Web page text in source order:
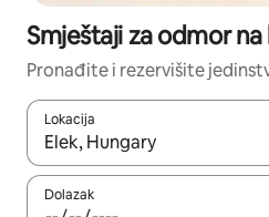
Smještaji za odmor na
Pronađite i rezervišite
Lokacija
Kad rezultati budu dostupni,
Dolazak